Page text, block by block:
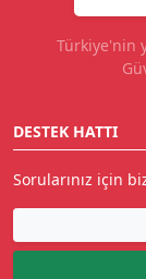
Türkiye'nin
DESTEK HATTI
Sorularınız için